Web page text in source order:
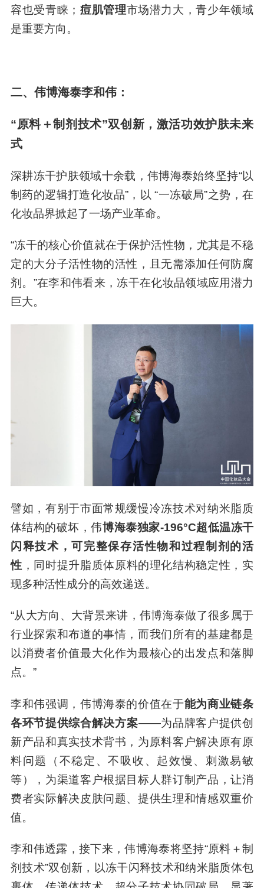
容也受青睐； 痘肌管理市场潜力大，青少年领域
是重要方向。
二、伟博海泰李和伟：
“原料＋制剂技术”双创新，激活功效护肤未来
式
深耕冻干护肤领域十余载，伟博海泰始终坚持“以
制药的逻辑打造化妆品”，以 “一冻破局”之势，在
化妆品界掀起了一场产业革命。
“冻干的核心价值就在于保护活性物，尤其是不稳
定的大分子活性物的活性，且无需添加任何防腐
剂。”在李和伟看来，冻干在化妆品领域应用潜力
巨大。
譬如，有别于市面常规缓慢冷冻技术对纳米脂质
体结构的破坏，伟博海泰独家-196°C超低温冻干
闪释技术，可完整保存活性物和过程制剂的活
性 ，同时提升脂质体原料的理化结构稳定性，实
现多种活性成分的高效递送。
“从大方向、大背景来讲，伟博海泰做了很多属于
行业探索和布道的事情，而我们所有的基建都是
以消费者价值最大化作为最核心的出发点和落脚
点。”
李和伟强调，伟博海泰的价值在于能为商业链条
各环节提供综合解决方案——为品牌客户提供创
新产品和真实技术背书，为原料客户解决原有原
料问题（不稳定、不吸收、起效慢、刺激易敏
等），为渠道客户根据目标人群订制产品，让消
费者实际解决皮肤问题、提供生理和情感双重价
值。
李和伟透露，接下来，伟博海泰将坚持“原料＋制
剂技术”双创新，以冻干闪释技术和纳米脂质体包